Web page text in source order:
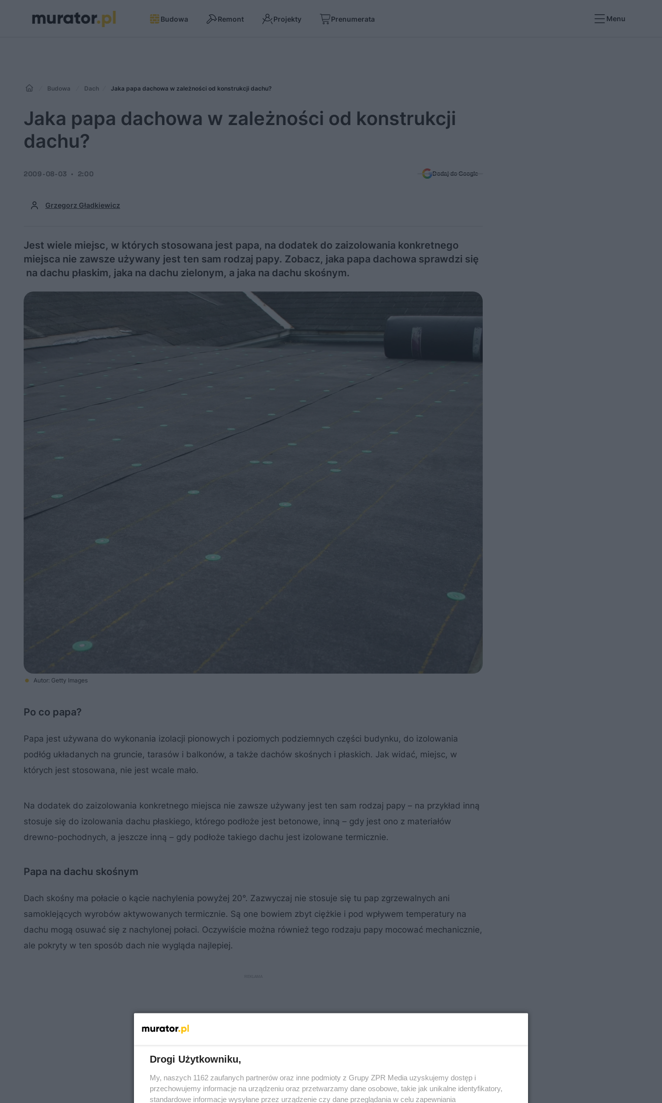
Budowa Remont Projekty Prenumerata Menu
Budowa Dach Jaka papa dachowa w zależności od konstrukcji dachu?
Jaka papa dachowa w zależności od konstrukcji
dachu?
Grzegorz Gładkiewicz
2009-08-03 2:00 Dodaj do Google
Jest wiele miejsc, w których stosowana jest papa, na dodatek do zaizolowania konkretnego
miejsca nie zawsze używany jest ten sam rodzaj papy. Zobacz, jaka papa dachowa sprawdzi się
na dachu płaskim, jaka na dachu zielonym, a jaka na dachu skośnym.
Autor: Getty Images
Po co papa?
Papa jest używana do wykonania izolacji pionowych i poziomych podziemnych części budynku, do izolowania
podłóg układanych na gruncie, tarasów i balkonów, a także dachów skośnych i płaskich. Jak widać, miejsc, w
których jest stosowana, nie jest wcale mało.
Na dodatek do zaizolowania konkretnego miejsca nie zawsze używany jest ten sam rodzaj papy – na przykład inną
stosuje się do izolowania dachu płaskiego, którego podłoże jest betonowe, inną – gdy jest ono z materiałów
drewno-pochodnych, a jeszcze inną – gdy podłoże takiego dachu jest izolowane termicznie.
Papa na dachu skośnym
Dach skośny ma połacie o kącie nachylenia powyżej 20°. Zazwyczaj nie stosuje się tu pap zgrzewalnych ani
samoklejących wyrobów aktywowanych termicznie. Są one bowiem zbyt ciężkie i pod wpływem temperatury na
dachu mogą osuwać się z nachylonej połaci. Oczywiście można również tego rodzaju papy mocować mechanicznie,
ale pokryty w ten sposób dach nie wygląda najlepiej.
Drogi Użytkowniku,
My, naszych 1162 zaufanych partnerów oraz inne podmioty z Grupy ZPR Media uzyskujemy dostęp i
przechowujemy informacje na urządzeniu oraz przetwarzamy dane osobowe, takie jak unikalne identyfikatory,
standardowe informacje wysyłane przez urządzenie czy dane przeglądania w celu zapewniania